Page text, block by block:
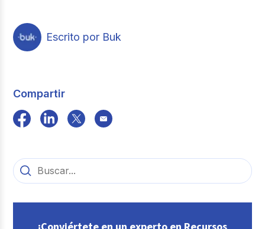
Escrito por Buk
Compartir
¡Conviértete en un experto en Recursos